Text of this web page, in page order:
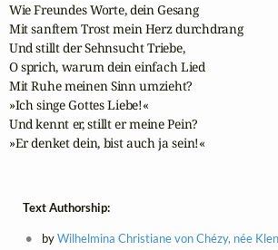
Wie Freundes Worte, dein Gesang
Mit sanftem Trost mein Herz durchdrang
Und stillt der Sehnsucht Triebe,
O sprich, warum dein einfach Lied
Mit Ruhe meinen Sinn umzieht?
»Ich singe Gottes Liebe!«
Und kennt er, stillt er meine Pein?
»Er denket dein, bist auch ja sein!«
Text Authorship:
byWilhelmina Christiane von Chézy, née